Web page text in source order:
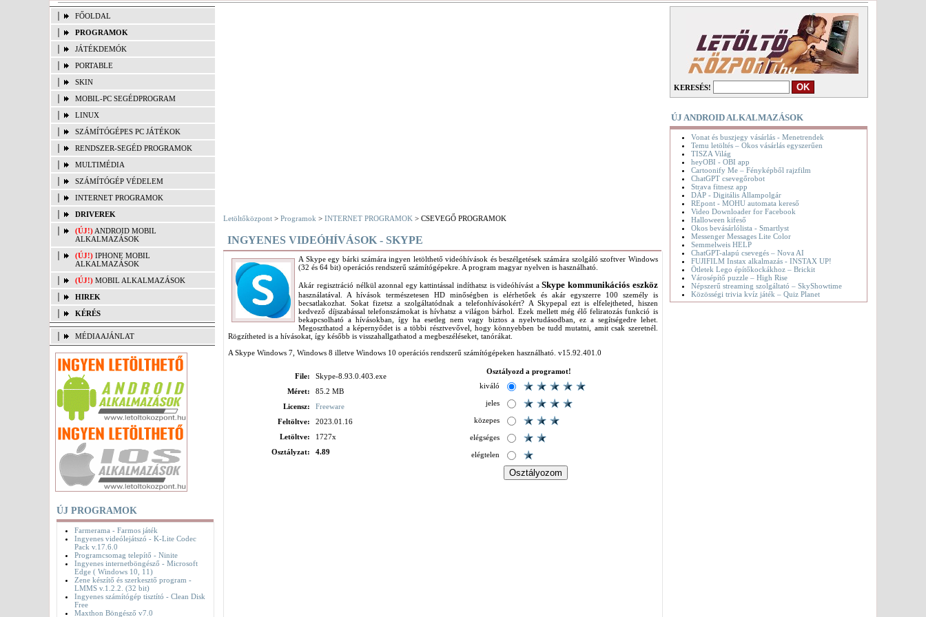
FŐOLDAL
PROGRAMOK
JÁTÉKDEMÓK
PORTABLE
SKIN
MOBIL-PC SEGÉDPROGRAM
LINUX
SZÁMÍTÓGÉPES PC JÁTÉKOK
RENDSZER-SEGÉD PROGRAMOK
MULTIMÉDIA
SZÁMÍTÓGÉP VÉDELEM
INTERNET PROGRAMOK
DRIVEREK
(ÚJ!) ANDROID MOBIL
ALKALMAZÁSOK
(ÚJ!) IPHONE MOBIL
ALKALMAZÁSOK
(ÚJ!) MOBIL ALKALMAZÁSOK
HIREK
KÉRÉS
MÉDIAAJÁNLAT
ÚJ PROGRAMOK
Farmerama - Farmos játék
Ingyenes videólejátszó - K-Lite Codec
Pack v.17.6.0
Programcsomag telepítő - Ninite
Ingyenes internetböngésző - Microsoft
Edge ( Windows 10, 11)
Zene készítő és szerkesztő program -
LMMS v.1.2.2. (32 bit)
Ingyenes számítógép tisztító - Clean Disk
Free
Maxthon Böngésző v7.0
Letöltőközpont > Programok > INTERNET PROGRAMOK > CSEVEGŐ PROGRAMOK
INGYENES VIDEÓHÍVÁSOK - SKYPE
A Skype egy bárki számára ingyen letölthető videóhívások és beszélgetések számára szolgáló szoftver Windows
(32 és 64 bit) operációs rendszerű számítógépekre. A program magyar nyelven is használható.
Akár regisztráció nélkül azonnal egy kattintással indíthatsz is videóhívást aSkype kommunikációs eszköz
használatával. A hívások természetesen HD minőségben is elérhetőek és akár egyszerre 100 személy is
becsatlakozhat. Sokat fizetsz a szolgáltatódnak a telefonhívásokért? A Skypepal ezt is elfelejtheted, hiszen
kedvező díjszabással telefonszámokat is hívhatsz a világon bárhol. Ezek mellett még élő feliratozás funkció is
bekapcsolható a hívásokban, így ha esetleg nem vagy biztos a nyelvtudásodban, ez a segítségedre lehet.
Megoszthatod a képernyődet is a többi résztvevővel, hogy könnyebben be tudd mutatni, amit csak szeretnél.
Rögzítheted is a hívásokat, így később is visszahallgathatod a megbeszéléseket, tanórákat.
A Skype Windows 7, Windows 8 illetve Windows 10 operációs rendszerű számítógépeken használható. v15.92.401.0
File:
Skype-8.93.0.403.exe
Méret:
85.2 MB
Licensz:
Freeware
Feltöltve:
2023.01.16
Letöltve:
1727x
Osztályzat:
4.89
Osztályozd a programot!
kiváló
jeles
közepes
elégséges
elégtelen
KERESÉS!
ÚJ ANDROID ALKALMAZÁSOK
Vonat és buszjegy vásárlás - Menetrendek
Temu letöltés – Okos vásárlás egyszerűen
TISZA Világ
heyOBI - OBI app
Cartoonify Me – Fényképből rajzfilm
ChatGPT csevegőrobot
Strava fitnesz app
DÁP - Digitális Állampolgár
REpont - MOHU automata kereső
Video Downloader for Facebook
Halloween kifeső
Okos bevásárlólista - Smartlyst
Messenger Messages Lite Color
Semmelweis HELP
ChatGPT-alapú csevegés – Nova AI
FUJIFILM Instax alkalmazás - INSTAX UP!
Ötletek Lego építőkockákhoz – Brickit
Városépítő puzzle – High Rise
Népszerű streaming szolgáltató – SkyShowtime
Közösségi trivia kvíz játék – Quiz Planet